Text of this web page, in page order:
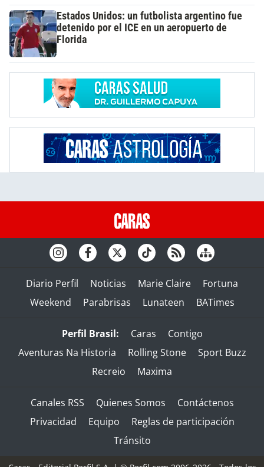
Estados Unidos: un futbolista argentino fue
detenido por el ICE en un aeropuerto de
Florida
Diario Perfil Noticias Marie Claire
Fortuna
Weekend
Parabrisas Lunateen BATimes
Perfil Brasil: Caras
Contigo
Aventuras Na Historia
Rolling Stone
Sport Buzz
Recreio
Maxima
Canales RSS Quienes Somos
Contáctenos
Privacidad
Equipo
Reglas de participación
Tránsito